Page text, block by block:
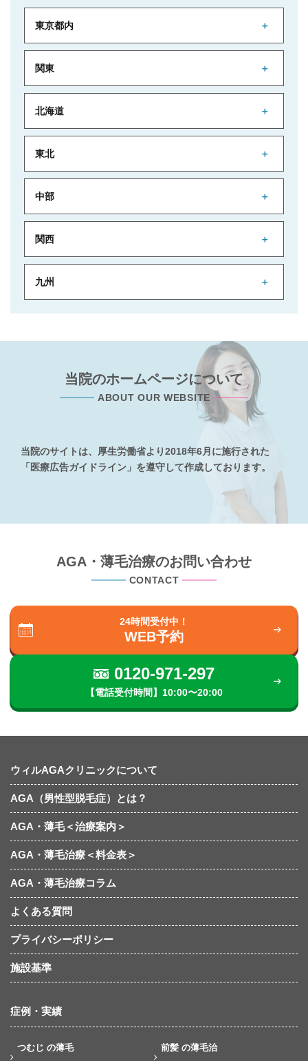
東京都内
関東
北海道
東北
中部
関西
九州
当院のホームページについて
ABOUT OUR WEBSITE
当院のサイトは、厚生労働省より2018年6月に施行された
「医療広告ガイドライン」を遵守して作成しております。
AGA・薄毛治療のお問い合わせ
CONTACT
24時間受付中！
WEB予約
0120-971-297
【電話受付時間】10:00〜20:00
ウィルAGAクリニックについて
AGA（男性型脱毛症）とは？
AGA・薄毛＜治療案内＞
AGA・薄毛治療＜料金表＞
AGA・薄毛治療コラム
よくある質問
プライバシーポリシー
施設基準
症例・実績
つむじ の薄毛
前髪 の薄毛治